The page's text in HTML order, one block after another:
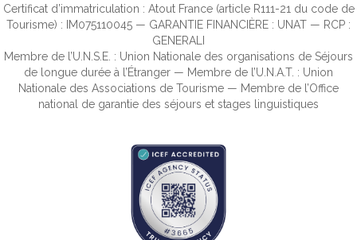
Certificat d’immatriculation : Atout France (article R111-21 du code de
Tourisme) : IM075110045 — GARANTIE FINANCIÈRE : UNAT — RCP :
GENERALI
Membre de l’U.N.S.E. : Union Nationale des organisations de Séjours
de longue durée à l’Étranger — Membre de l’U.N.A.T. : Union
Nationale des Associations de Tourisme — Membre de l’Office
national de garantie des séjours et stages linguistiques